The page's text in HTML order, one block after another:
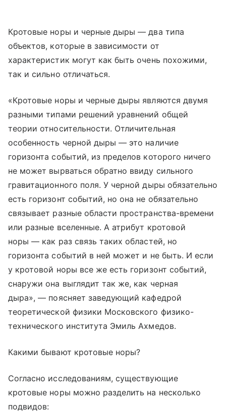
Кротовые норы и черные дыры — два типа
объектов, которые в зависимости от
характеристик могут как быть очень похожими,
так и сильно отличаться.
«Кротовые норы и черные дыры являются двумя
разными типами решений уравнений общей
теории относительности. Отличительная
особенность черной дыры — это наличие
горизонта событий, из пределов которого ничего
не может вырваться обратно ввиду сильного
гравитационного поля. У черной дыры обязательно
есть горизонт событий, но она не обязательно
связывает разные области пространства-времени
или разные вселенные. А атрибут кротовой
норы — как раз связь таких областей, но
горизонта событий в ней может и не быть. И если
у кротовой норы все же есть горизонт событий,
снаружи она выглядит так же, как черная
дыра», — поясняет заведующий кафедрой
теоретической физики Московского физико-
технического института Эмиль Ахмедов.
Какими бывают кротовые норы?
Согласно исследованиям, существующие
кротовые норы можно разделить на несколько
подвидов: